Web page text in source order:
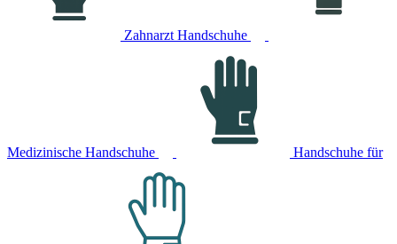
Zahnarzt Handschuhe
Medizinische Handschuhe Handschuhe für